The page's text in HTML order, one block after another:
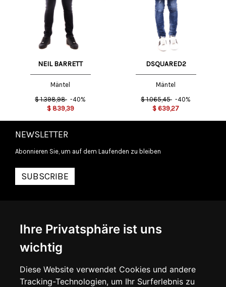
Ihre Privatsphäre ist uns
wichtig
Diese Website verwendet Cookies und andere
Tracking-Technologien, um Ihr Surferlebnis zu
NEIL BARRETT
Mäntel
$ 1.398,98 -40%
$ 839,39
DSQUARED2
Mäntel
$ 1.065,45 -40%
$ 639,27
NEWSLETTER
Abonnieren Sie, um auf dem Laufenden zu bleiben
SUBSCRIBE
ÜBER UNS
KONTAKTIEREN SIE UNS
ALLGEMEINE GESCHÄFTSBEDINGUNGEN
LIEFERINFORMATIONEN
DATENSCHUTZERKLÄRUNG
COOKIE-RICHTLINIE